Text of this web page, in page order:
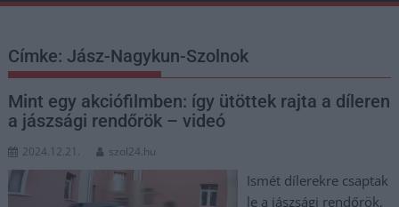
Címke:Jász-Nagykun-Szolnok
Mint egy akciófilmben: így ütöttek rajta a díleren
a jászsági rendőrök – videó
2024.12.21. szol24.hu
Ismét dílerekre csaptak
le a jászsági rendőrök,